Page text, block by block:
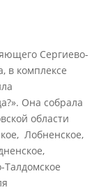
Сергиево-
в комплексе
Она собрала
области
Лобненское,
Талдомское